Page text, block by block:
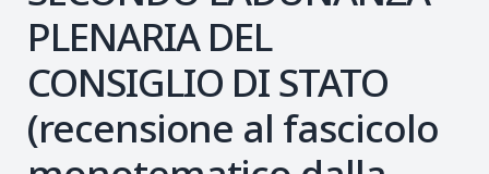
PLENARIA DEL
CONSIGLIO DI STATO
(recensione al fascicolo